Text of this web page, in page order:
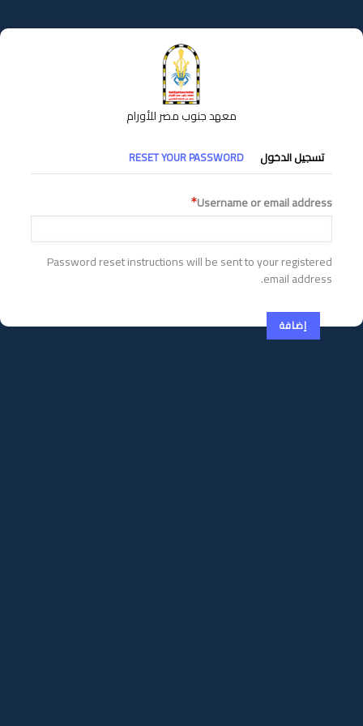
إلى
المحتوى
معهد جنوب مصر للأورام
التبويبات
الأساسية
تسجيل الدخول RESET YOUR PASSWORD
Username or email address
Password reset instructions will be sent to your registered
email address.